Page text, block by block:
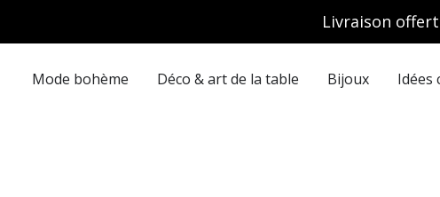
Livraison
Mode bohème Déco & art de la table Bijoux Idées